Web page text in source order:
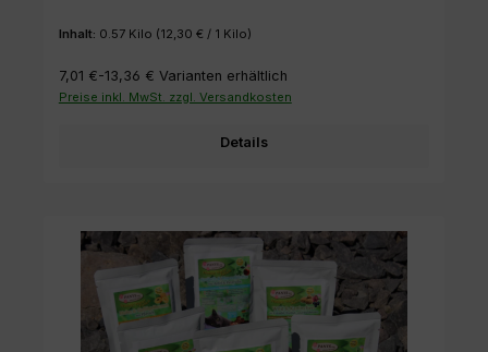
Inhalt: 0.57 Kilo (12,30 € / 1 Kilo)
7,01 €-13,36 € Varianten erhältlich
Preise inkl. MwSt. zzgl. Versandkosten
Details